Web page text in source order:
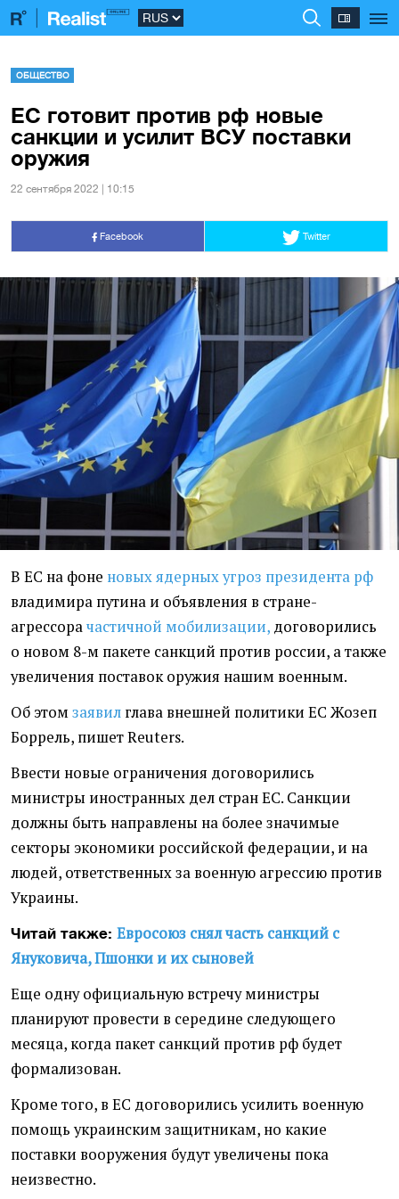
ОБЩЕСТВО
ЕС готовит против рф новые
санкции и усилит ВСУ поставки
оружия
22 сентября 2022 | 10:15
Facebook Twitter
В ЕС на фоне новых ядерных угроз президента рф
владимира путина и объявления в стране-
агрессорачастичной мобилизации, договорились
о новом 8-м пакете санкций против россии, а также
увеличения поставок оружия нашим военным.
Об этомзаявил глава внешней политики ЕС Жозеп
Боррель, пишет Reuters.
Ввести новые ограничения договорились
министры иностранных дел стран ЕС. Санкции
должны быть направлены на более значимые
секторы экономики российской федерации, и на
людей, ответственных за военную агрессию против
Украины.
Читай также: Евросоюз снял часть санкций с
Януковича, Пшонки и их сыновей
Еще одну официальную встречу министры
планируют провести в середине следующего
месяца, когда пакет санкций против рф будет
формализован.
Кроме того, в ЕС договорились усилить военную
помощь украинским защитникам, но какие
поставки вооружения будут увеличены пока
неизвестно.